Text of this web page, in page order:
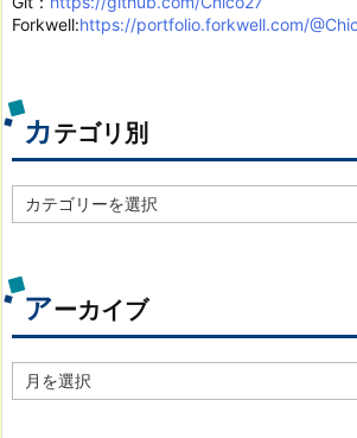
Forkwell:https://portfolio.forkwell.com/
カテゴリ別
テ
別
アーカイブ
ー